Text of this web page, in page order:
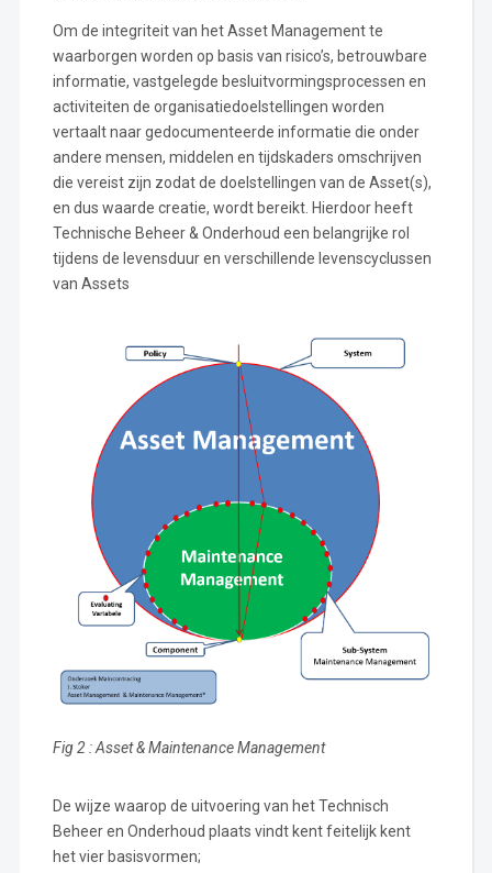
Om de integriteit van het Asset Management te
waarborgen worden op basis van risico’s, betrouwbare
informatie, vastgelegde besluitvormingsprocessen en
activiteiten de organisatiedoelstellingen worden
vertaalt naar gedocumenteerde informatie die onder
andere mensen, middelen en tijdskaders omschrijven
die vereist zijn zodat de doelstellingen van de Asset(s),
en dus waarde creatie, wordt bereikt. Hierdoor heeft
Technische Beheer & Onderhoud een belangrijke rol
tijdens de levensduur en verschillende levenscyclussen
van Assets
Fig 2 : Asset & Maintenance Management
De wijze waarop de uitvoering van het Technisch
Beheer en Onderhoud plaats vindt kent feitelijk kent
het vier basisvormen;